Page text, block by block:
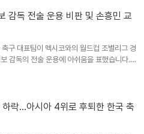
적인 공격 전술을 구사했습니다. 이러한 전술
수의 결장과 맞물려 의문을 낳았습니다. 옌
수는 지난해 외국 태생 혼혈 선수 최초로 성
감독 전술 운용 비판 및 손흥민 교
구 대표팀이 멕시코와의 월드컵 조별리그 경
감독의 전술 운용에 아쉬움을 표했습니다.
전에서 32강 진출 여부를 결정하게 되었습
교체를 넘어 전술 자체의 변화가 필요했다고
팀은 오는 25일 남아공과의 최종전을 통해
던 전술적 대응이 남아공전에서는 개선될
락…아시아 4위로 후퇴한 한국 축